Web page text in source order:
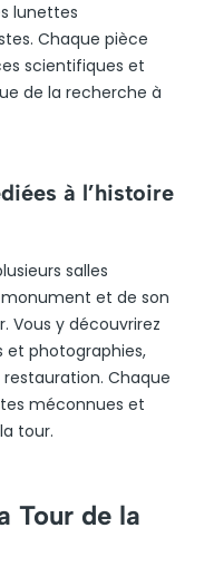
lunettes
Chaque pièce
scientifiques et
de la recherche à
à l’histoire
salles
monument et de son
Vous y découvrirez
et photographies,
Chaque
méconnues et
tour.
Tour de la